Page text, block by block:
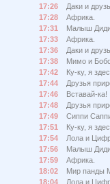
17:26
Даки и
17:28
Африка.
17:31
Малыш
17:33
Африка.
17:36
Даки и
17:38
Мимо и
17:42
Ку-ку, я
17:44
Друзья
17:46
Вставай-ка!
17:48
Друзья
17:49
Сиппи
17:51
Ку-ку, я
17:54
Лола и
17:56
Малыш
17:59
Африка.
18:02
Мир панды
18:04
Лола и